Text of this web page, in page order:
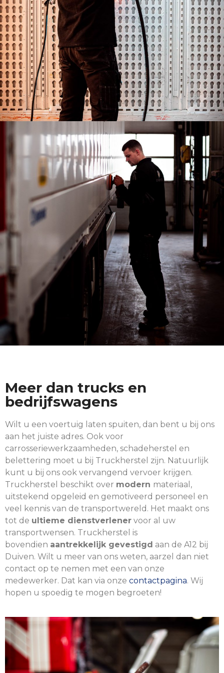
Meer dan trucks en
bedrijfswagens
Wilt u een voertuig laten spuiten, dan bent u bij ons
aan het juiste adres. Ook voor
carrosseriewerkzaamheden, schadeherstel en
belettering moet u bij Truckherstel zijn. Natuurlijk
kunt u bij ons ook vervangend vervoer krijgen.
Truckherstel beschikt over modern materiaal,
uitstekend opgeleid en gemotiveerd personeel en
veel kennis van de transportwereld. Het maakt ons
tot de ultieme dienstverlener voor al uw
transportwensen. Truckherstel is
bovendien aantrekkelijk gevestigd aan de A12 bij
Duiven. Wilt u meer van ons weten, aarzel dan niet
contact op te nemen met een van onze
medewerker. Dat kan via onze contactpagina. Wij
hopen u spoedig te mogen begroeten!